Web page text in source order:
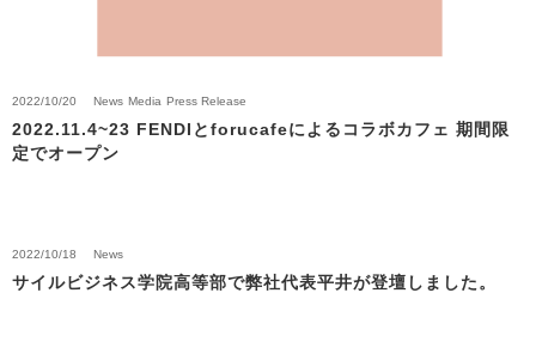
2022/10/20 News Media Press Release
2022.11.4~23 FENDIとforucafeによるコラボカフェ 期間限
定でオープン